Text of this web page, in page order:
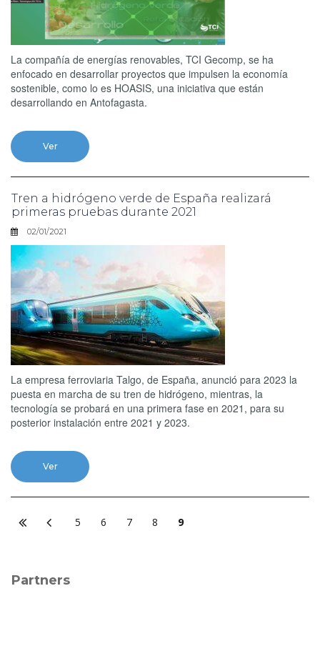
La compañía de energías renovables, TCI Gecomp, se ha
enfocado en desarrollar proyectos que impulsen la economía
sostenible, como lo es HOASIS, una iniciativa que están
desarrollando en Antofagasta.
Ver
Tren a hidrógeno verde de España realizará
primeras pruebas durante 2021
02/01/2021
La empresa ferroviaria Talgo, de España, anunció para 2023 la
puesta en marcha de su tren de hidrógeno, mientras, la
tecnología se probará en una primera fase en 2021, para su
posterior instalación entre 2021 y 2023.
Ver
5 6 7 8 9
Partners